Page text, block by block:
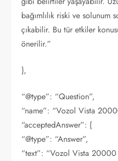
bağımlılık riski ve solunum
çıkabilir. Bu tür etkiler
önerilir.”
},
“@type”: “Question”,
“name”: “Vozol Vista
“acceptedAnswer”: {
“@type”: “Answer”,
“text”: “Vozol Vista